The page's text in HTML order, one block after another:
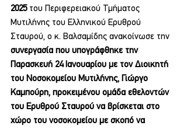
2025 του Περιφερειακού Τμήματος
Μυτιλήνης του Ελληνικού Ερυθρού
Σταυρού, ο κ. Βαλσαμίδης ανακοίνωσε την
συνεργασία που υπογράφθηκε την
Παρασκευή 24 Ιανουαρίου με τον Διοικητή
του Νοσοκομείου Μυτιλήνης, Γιώργο
Καμπούρη, προκειμένου ομάδα εθελοντών
του Ερυθρού Σταυρού να βρίσκεται στο
χώρο του νοσοκομείου με σκοπό να